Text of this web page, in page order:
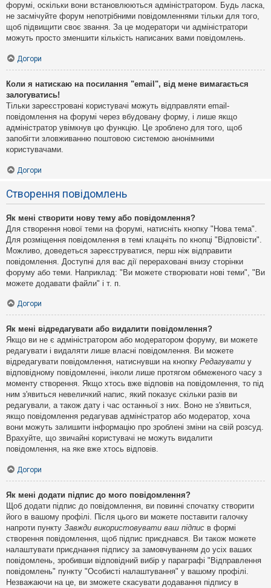
форумі, оскільки вони встановлюються адміністратором. Будь ласка,
не засмічуйте форум непотрібними повідомленнями тільки для того,
щоб підвищити своє звання. За це модератори чи адміністратори
можуть просто зменшити кількість написаних вами повідомлень.
Догори
Коли я натискаю на посилання "email", від мене вимагається
залогуватись!
Тільки зареєстровані користувачі можуть відправляти email-
повідомлення на форумі через вбудовану форму, і лише якщо
адміністратор увімкнув цю функцію. Це зроблено для того, щоб
запобігти зловживанню поштовою системою анонімними
користувачами.
Догори
Створення повідомлень
Як мені створити нову тему або повідомлення?
Для створення нової теми на форумі, натисніть кнопку "Нова тема".
Для розміщення повідомлення в темі клацніть по кнопці "Відповісти".
Можливо, доведеться зареєструватися, перш ніж відправити
повідомлення. Доступні для вас дії перераховані внизу сторінки
форуму або теми. Наприклад: "Ви можете створювати нові теми", "Ви
можете додавати файли" і т. п.
Догори
Як мені відредагувати або видалити повідомлення?
Якщо ви не є адміністратором або модератором форуму, ви можете
редагувати і видаляти лише власні повідомлення. Ви можете
відредагувати повідомлення, натиснувши на кнопку Редагувати у
відповідному повідомленні, інколи лише протягом обмеженого часу з
моменту створення. Якщо хтось вже відповів на повідомлення, то під
ним з'явиться невеличкий напис, який показує скільки разів ви
редагували, а також дату і час останньої з них. Воно не з'явиться,
якщо повідомлення редагував адміністратор або модератор, хоча
вони можуть залишити інформацію про зроблені зміни на свій розсуд.
Врахуйте, що звичайні користувачі не можуть видалити
повідомлення, на яке вже хтось відповів.
Догори
Як мені додати підпис до мого повідомлення?
Щоб додати підпис до повідомлення, ви повинні спочатку створити
його в вашому профілі. Після цього ви можете поставити галочку
напроти пункту Завжди використовувати ваш підпис в формі
створення повідомлення, щоб підпис приєднався. Ви також можете
налаштувати приєднання підпису за замовчуванням до усіх ваших
повідомлень, зробивши відповідний вибір у параграфі "Відправлення
повідомлень" пункту "Особисті налаштування" у вашому профілі.
Незважаючи на це, ви зможете скасувати додавання підпису в